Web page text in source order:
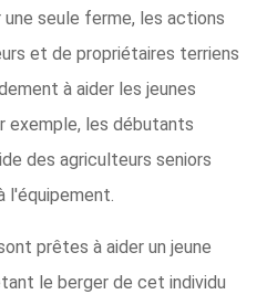
seule ferme, les actions
et de propriétaires terriens
à aider les jeunes
exemple, les débutants
des agriculteurs seniors
l'équipement.
prêtes à aider un jeune
le berger de cet individu